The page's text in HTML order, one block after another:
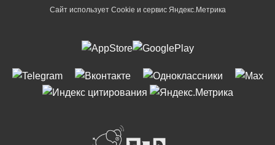
Сайт использует Cookie и сервиc Яндекс.Метрика